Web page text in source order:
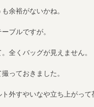
余裕がないかね。
ブルですが。
全くバッグが見えません。
っておきました。
外すやいなや立ち上がっ